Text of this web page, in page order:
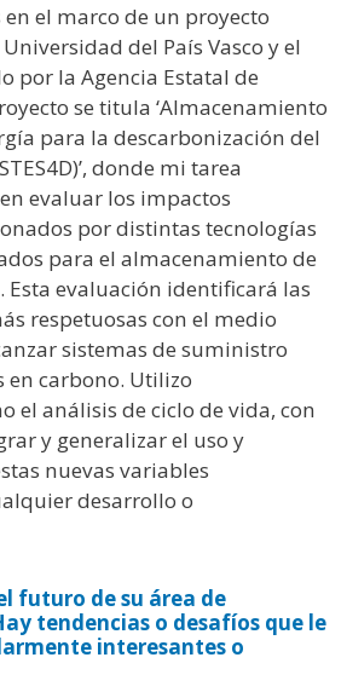
el marco de un proyecto
del País Vasco y el
por la Agencia Estatal de
se titula ‘Almacenamiento
para la descarbonización del
donde mi tarea
evaluar los impactos
por distintas tecnologías
para el almacenamiento de
Esta evaluación identificará las
respetuosas con el medio
sistemas de suministro
en carbono. Utilizo
el análisis de ciclo de vida, con
y generalizar el uso y
nuevas variables
desarrollo o
futuro de su área de
tendencias o desafíos que le
interesantes o